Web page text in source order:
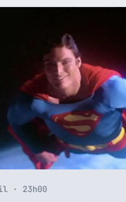
· 23h00